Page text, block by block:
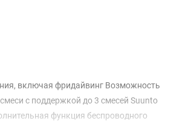
включая фридайвинг Возможность
с поддержкой до 3 смесей Suunto
функция беспроводного